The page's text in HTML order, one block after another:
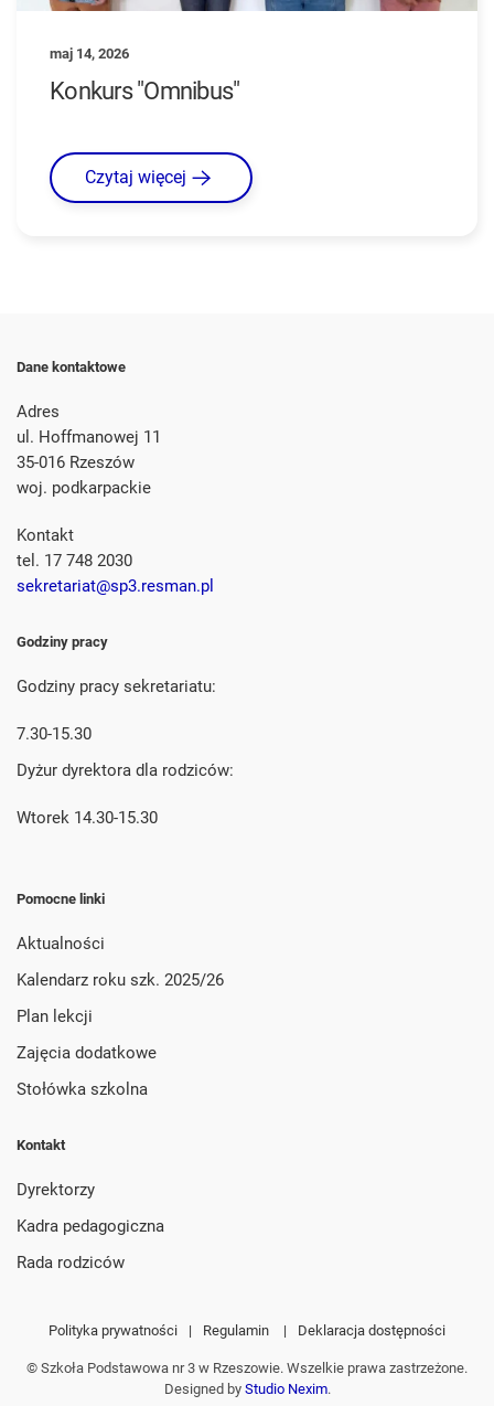
maj 14, 2026
Konkurs "Omnibus"
Czytaj więcej
Dane kontaktowe
Adres
ul. Hoffmanowej 11
35-016 Rzeszów
woj. podkarpackie
Kontakt
tel. 17 748 2030
sekretariat@sp3.resman.pl
Godziny pracy
Godziny pracy sekretariatu:
7.30-15.30
Dyżur dyrektora dla rodziców:
Wtorek 14.30-15.30
Pomocne linki
Aktualności
Kalendarz roku szk. 2025/26
Plan lekcji
Zajęcia dodatkowe
Stołówka szkolna
Kontakt
Dyrektorzy
Kadra pedagogiczna
Rada rodziców
Polityka prywatności | Regulamin | Deklaracja dostępności
© Szkoła Podstawowa nr 3 w Rzeszowie. Wszelkie prawa zastrzeżone.
Designed by Studio Nexim.